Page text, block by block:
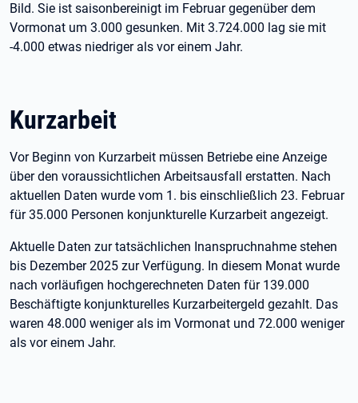
Bild. Sie ist saisonbereinigt im Februar gegenüber dem
Vormonat um 3.000 gesunken. Mit 3.724.000 lag sie mit
-4.000 etwas niedriger als vor einem Jahr.
Kurzarbeit
Vor Beginn von Kurzarbeit müssen Betriebe eine Anzeige
über den voraussichtlichen Arbeitsausfall erstatten. Nach
aktuellen Daten wurde vom 1. bis einschließlich 23. Februar
für 35.000 Personen konjunkturelle Kurzarbeit angezeigt.
Aktuelle Daten zur tatsächlichen Inanspruchnahme stehen
bis Dezember 2025 zur Verfügung. In diesem Monat wurde
nach vorläufigen hochgerechneten Daten für 139.000
Beschäftigte konjunkturelles Kurzarbeitergeld gezahlt. Das
waren 48.000 weniger als im Vormonat und 72.000 weniger
als vor einem Jahr.